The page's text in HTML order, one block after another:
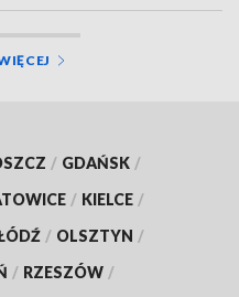
/ GDAŃSK /
/ KIELCE /
/ OLSZTYN /
/ RZESZÓW /